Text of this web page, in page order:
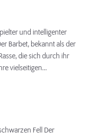
ihn zu einem idealen
und intelligenter
Barbet, bekannt als der
die sich durch ihr
vielseitigen
Ursprünglich für die
Bindung zu seinen
Fell Der